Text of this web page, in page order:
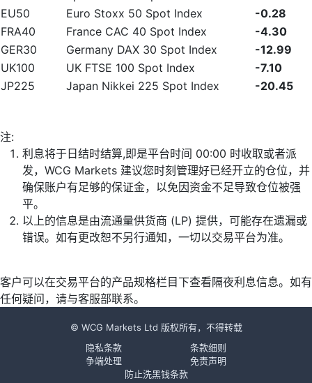
EU50
Euro Stoxx 50 Spot Index
-0.28
FRA40
France CAC 40 Spot Index
-4.30
GER30
Germany DAX 30 Spot Index
-12.99
UK100
UK FTSE 100 Spot Index
-7.10
JP225
Japan Nikkei 225 Spot Index -20.45
注:
利息将于日结时结算,即是平台时间 00:00 时收取或者派
发，WCG Markets 建议您时刻管理好已经开立的仓位，并
确保账户有足够的保证金，以免因资金不足导致仓位被强
平。
以上的信息是由流通量供货商 (LP) 提供，可能存在遗漏或
错误。如有更改恕不另行通知，一切以交易平台为准。
客户可以在交易平台的产品规格栏目下查看隔夜利息信息。如有
任何疑问，请与客服部联系。
© WCG Markets Ltd 版权所有，不得转载
隐私条款
条款细则
争端处理
免责声明
防止洗黑钱条款